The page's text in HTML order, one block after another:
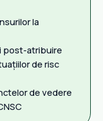
la
post-atribuire
de risc
de vedere